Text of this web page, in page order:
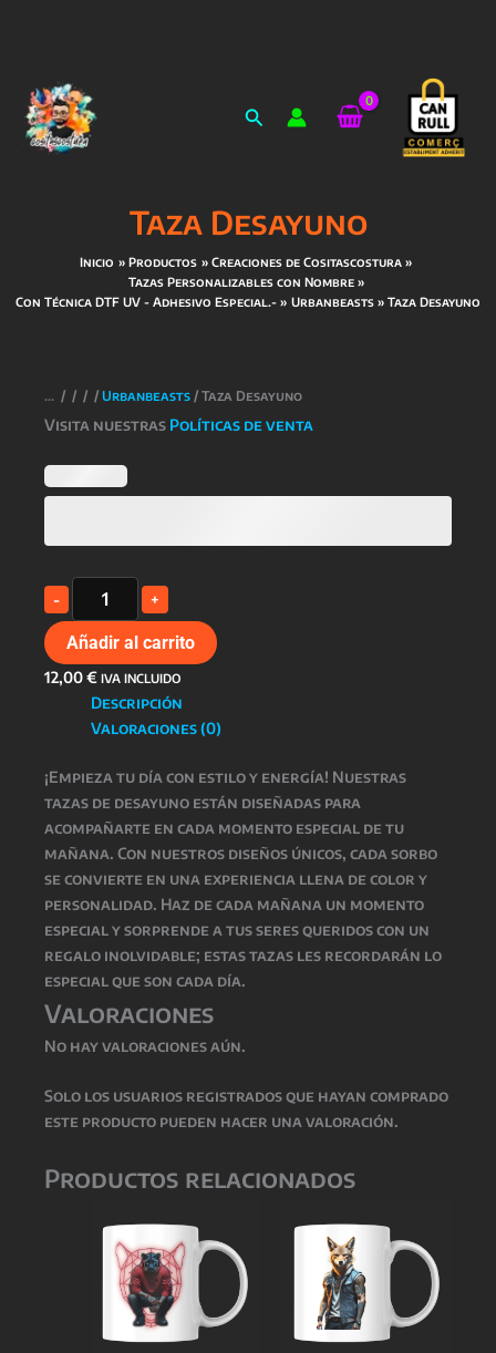
contenido
Buscar
Taza Desayuno
Inicio Productos
Creaciones de Cositascostura
Tazas Personalizables con Nombre
Con Técnica DTF UV - Adhesivo Especial.-
Urbanbeasts Taza Desayuno
/ / / / Urbanbeasts / Taza Desayuno
Visita nuestras Políticas de venta
-
Taza
Desayuno
cantidad
+
Añadir al carrito
12,00€ IVA INCLUIDO
Descripción
Valoraciones (0)
¡Empieza tu día con estilo y energía! Nuestras
tazas de desayuno están diseñadas para
acompañarte en cada momento especial de tu
mañana. Con nuestros diseños únicos, cada sorbo
se convierte en una experiencia llena de color y
personalidad. Haz de cada mañana un momento
especial y sorprende a tus seres queridos con un
regalo inolvidable; estas tazas les recordarán lo
especial que son cada día.
Valoraciones
No hay valoraciones aún.
Solo los usuarios registrados que hayan comprado
este producto pueden hacer una valoración.
Productos relacionados